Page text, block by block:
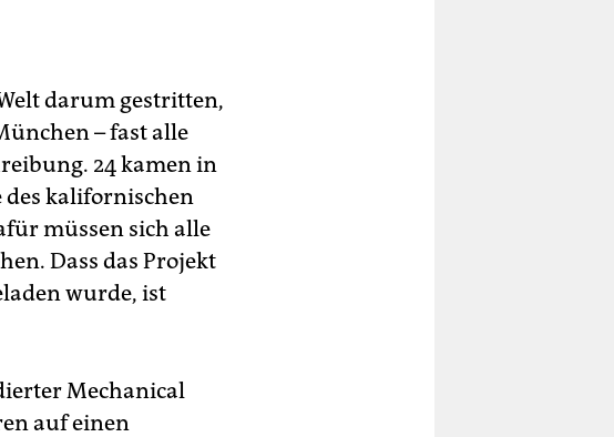
darum gestritten,
– fast alle
24 kamen in
des kalifornischen
müssen sich alle
Dass das Projekt
wurde, ist
Mechanical
auf einen